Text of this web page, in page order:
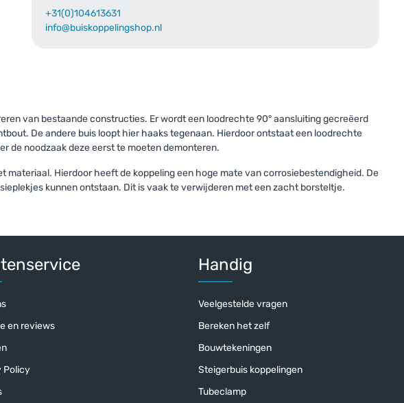
+31(0)104613631
info@buiskoppelingshop.nl
van bestaande constructies. Er wordt een loodrechte 90° aansluiting gecreëerd
De andere buis loopt hier haaks tegenaan. Hierdoor ontstaat een loodrechte
de noodzaak deze eerst te moeten demonteren.
Hierdoor heeft de koppeling een hoge mate van corrosiebestendigheid. De
kunnen ontstaan. Dit is vaak te verwijderen met een zacht borsteltje.
met:
BTW
en reviews
Policy
Handig
Veelgestelde vragen
Bereken het zelf
Bouwtekeningen
Steigerbuis koppelingen
Tubeclamp